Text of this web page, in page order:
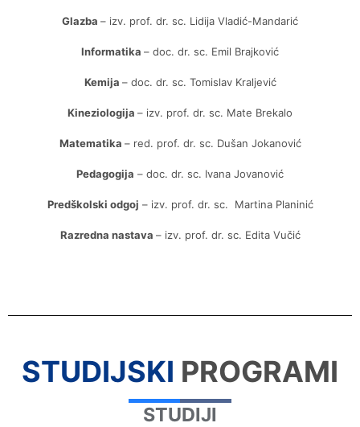
Glazba – izv. prof. dr. sc. Lidija Vladić-Mandarić
Informatika – doc. dr. sc. Emil Brajković
Kemija – doc. dr. sc. Tomislav Kraljević
Kineziologija – izv. prof. dr. sc. Mate Brekalo
Matematika – red. prof. dr. sc. Dušan Jokanović
Pedagogija – doc. dr. sc. Ivana Jovanović
Predškolski odgoj – izv. prof. dr. sc. Martina Planinić
Razredna nastava – izv. prof. dr. sc. Edita Vučić
STUDIJSKI PROGRAMI
STUDIJI